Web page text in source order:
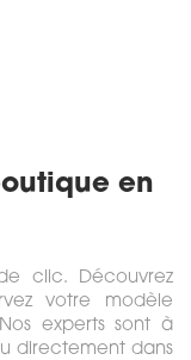
en
clic. Découvrez
votre modèle
experts sont à
directement dans